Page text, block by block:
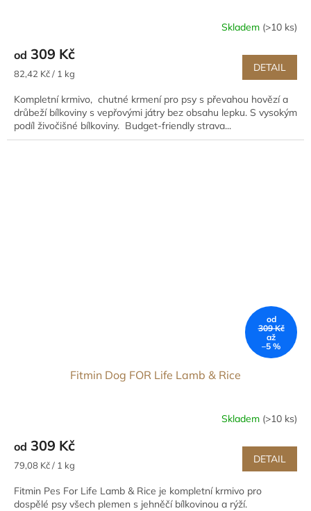
Skladem (>10 ks)
od 309 Kč
Měrná
82,42 Kč / 1 kg DETAIL
Kompletní krmivo, chutné krmení pro psy s převahou hovězí a
drůbeží bílkoviny s vepřovými játry bez obsahu lepku. S vysokým
podíl živočišné bílkoviny. Budget-friendly strava...
od
309 Kč
až
–5 %
Fitmin Dog FOR Life Lamb & Rice
Skladem (>10 ks)
od 309 Kč
Měrná
79,08 Kč / 1 kg DETAIL
Fitmin Pes For Life Lamb & Rice je kompletní krmivo pro
dospělé psy všech plemen s jehněčí bílkovinou a rýží.